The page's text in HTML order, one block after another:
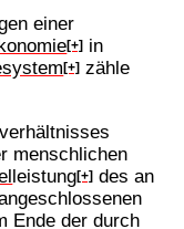
einer
[+] in
[+] zähle
menschlichen
leistung[+] des an
Ende der durch